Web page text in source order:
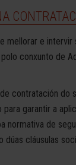
mellorar e
conxunto de
contratación
garantir a
normativa de
dúas cláusulas